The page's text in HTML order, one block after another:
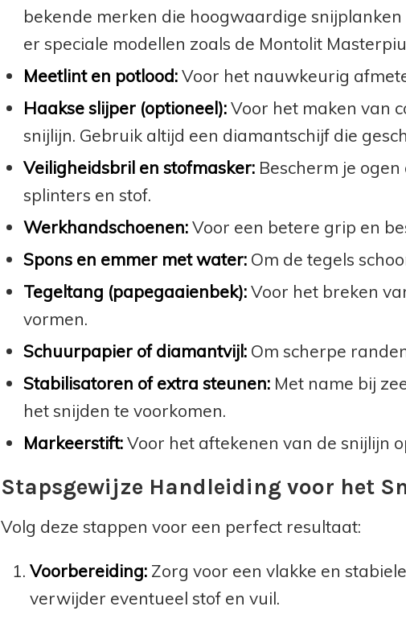
bekende merken die hoogwaardige
er speciale modellen zoals de Montolit
Meetlint en potlood:Voor het nauwkeurig
Haakse slijper (optioneel):Voor het maken van
snijlijn. Gebruik altijd een diamantschijf die
Veiligheidsbril en stofmasker: Bescherm je
splinters en stof.
Werkhandschoenen:Voor een betere grip en
Spons en emmer met water: Om de tegels
Tegeltang (papegaaienbek):Voor het breken
vormen.
Schuurpapier of diamantvijl: Om scherpe
Stabilisatoren of extra steunen: Met name bij
het snijden te voorkomen.
Markeerstift:Voor het aftekenen van de snijlijn
Stapsgewijze Handleiding voor het
Volg deze stappen voor een perfect resultaat:
Voorbereiding: Zorg voor een vlakke en
verwijder eventueel stof en vuil.